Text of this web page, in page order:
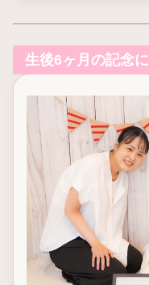
生後6ヶ月の記念に